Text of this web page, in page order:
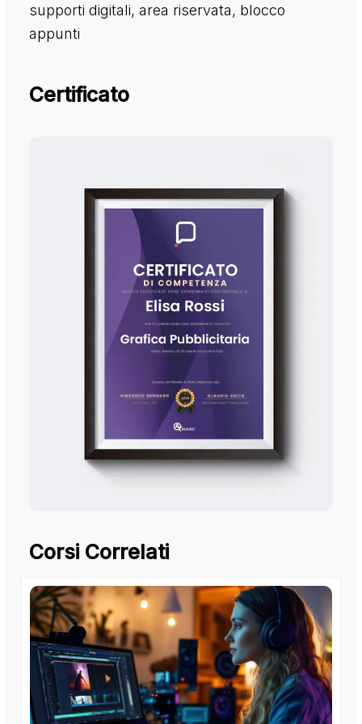
supporti digitali, area riservata, blocco
appunti
Certificato
Corsi Correlati